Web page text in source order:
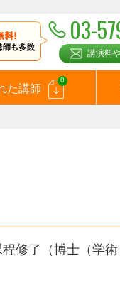
03-
講演料
た講師
0
修了（博士（学術